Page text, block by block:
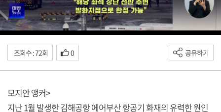
조회수 : 72회 0 공유하기
모지안 앵커>
지난 1월 발생한 김해공항 에어부산 항공기 화재의 유력한 원인